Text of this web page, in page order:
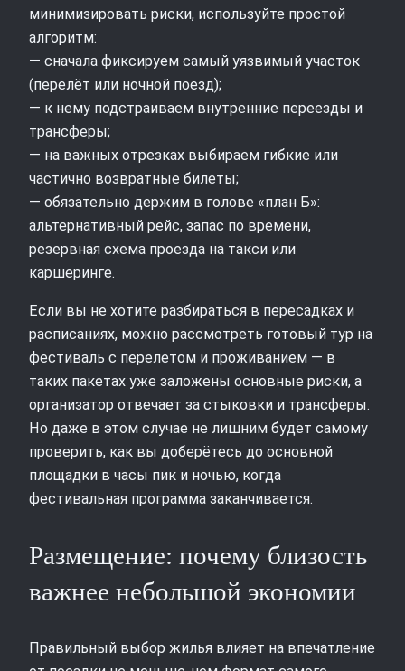
минимизировать риски, используйте простой
алгоритм:
— сначала фиксируем самый уязвимый участок
(перелёт или ночной поезд);
— к нему подстраиваем внутренние переезды и
трансферы;
— на важных отрезках выбираем гибкие или
частично возвратные билеты;
— обязательно держим в голове «план Б»:
альтернативный рейс, запас по времени,
резервная схема проезда на такси или
каршеринге.
Если вы не хотите разбираться в пересадках и
расписаниях, можно рассмотреть готовый тур на
фестиваль с перелетом и проживанием — в
таких пакетах уже заложены основные риски, а
организатор отвечает за стыковки и трансферы.
Но даже в этом случае не лишним будет самому
проверить, как вы доберётесь до основной
площадки в часы пик и ночью, когда
фестивальная программа заканчивается.
Размещение: почему близость
важнее небольшой экономии
Правильный выбор жилья влияет на впечатление